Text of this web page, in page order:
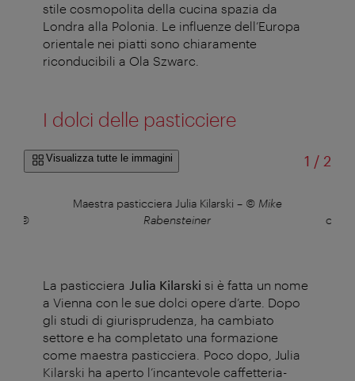
stile cosmopolita della cucina spazia da
Londra alla Polonia. Le influenze dell’Europa
orientale nei piatti sono chiaramente
riconducibili a Ola Szwarc.
I dolci delle pasticciere
Visualizza tutte le immagini 1 /di
2
©
Maestra pasticciera Julia Kilarski – © Mike
Rabensteiner
La pasticciera Julia Kilarski si è fatta un nome
a Vienna con le sue dolci opere d’arte. Dopo
gli studi di giurisprudenza, ha cambiato
settore e ha completato una formazione
come maestra pasticciera. Poco dopo, Julia
Kilarski ha aperto l’incantevole caffetteria-